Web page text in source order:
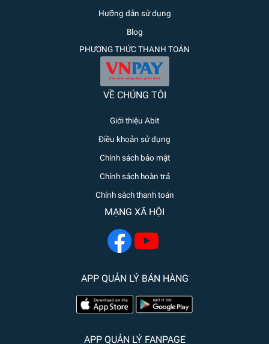
Hưỡng dẫn sử dụng
Blog
PHƯƠNG THỨC THANH TOÁN
VỀ CHÚNG TÔI
Giới thiệu Abit
Điều khoản sử dụng
Chính sách bảo mật
Chính sách hoàn trả
Chính sách thanh toán
MẠNG XÃ HỘI
APP QUẢN LÝ BÁN HÀNG
APP QUẢN LÝ FANPAGE